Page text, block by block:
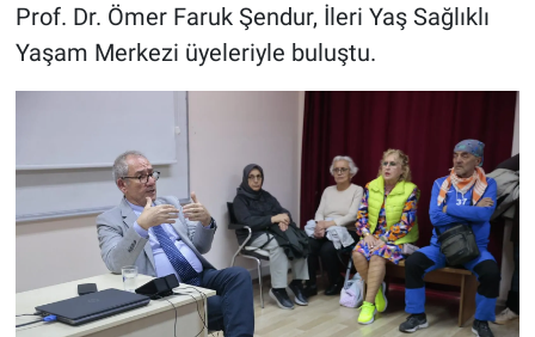
Prof. Dr. Ömer Faruk Şendur, İleri Yaş Sağlıklı
Yaşam Merkezi üyeleriyle buluştu.